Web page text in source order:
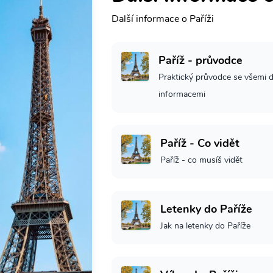
Další informace o Paříži
Paříž - průvodce
Praktický průvodce se všemi
informacemi
Paříž - Co vidět
Paříž - co musíš vidět
Letenky do Paříže
Jak na letenky do Paříže